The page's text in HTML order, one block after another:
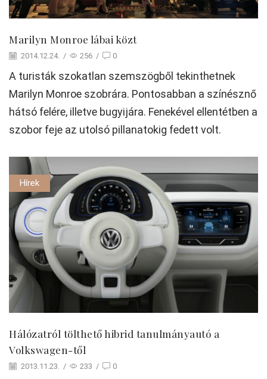
Marilyn Monroe lábai közt
2014.12.24. / 256 / 0
A turisták szokatlan szemszögből tekinthetnek
Marilyn Monroe szobrára. Pontosabban a színésznő
hátsó felére, illetve bugyijára. Fenekével ellentétben a
szobor feje az utolsó pillanatokig fedett volt.
Hírek
Hálózatról tölthető hibrid tanulmányautó a
Volkswagen-től
2013.11.23. / 233 / 0